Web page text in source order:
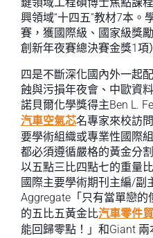
興領域“十四五”教材7本。
賽，獲國際級、國家級獎
創新年夜賽總決賽金獎1項
四是不斷深化國內外一起
蝕與污損年夜會、中歐資
諾貝爾化學獎得主Ben L.
汽車空氣芯名專家來校訪
要學術組織或專業性國際
都必須遵循嚴格的黃金分
以五點三比四點七的重量
國際主要學術期刊主編/副
Aggregate「只有當單戀
的五比五黃金比汽車零件
能回歸零點！」和Giant